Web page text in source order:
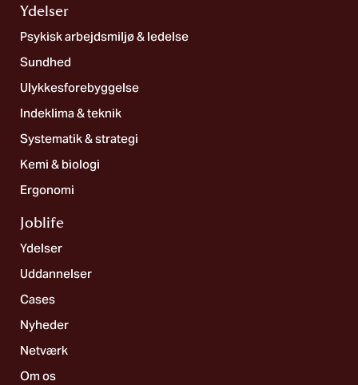
Ydelser
Psykisk arbejdsmiljø & ledelse
Sundhed
Ulykkesforebyggelse
Indeklima & teknik
Systematik & strategi
Kemi & biologi
Ergonomi
Joblife​
Ydelser
Uddannelser
Cases
Nyheder
Netværk
Om os